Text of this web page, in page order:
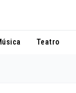
Teatro